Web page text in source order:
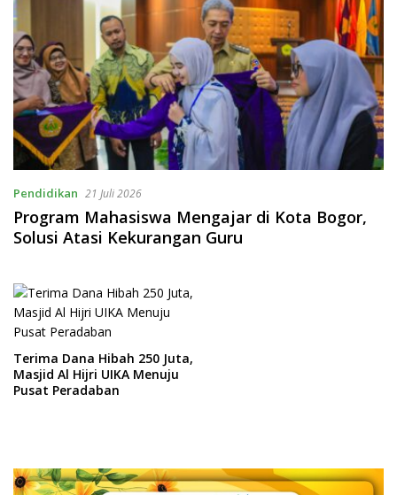
Pendidikan 21 Juli 2026
Program Mahasiswa Mengajar di Kota Bogor,
Solusi Atasi Kekurangan Guru
Terima Dana Hibah 250 Juta,
Masjid Al Hijri UIKA Menuju
Pusat Peradaban